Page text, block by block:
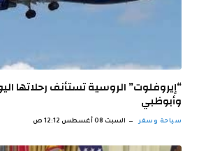
“إيروفلوت” الروسية تستأنف رحلاتها
وأبوظبي
سياحة وسفر السبت 08 أغسطس 12:12 ص